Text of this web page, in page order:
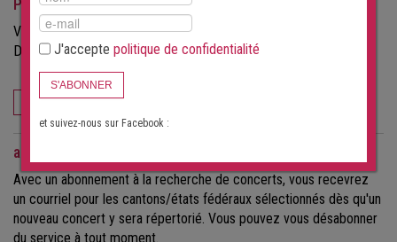
Vous souhaitez attirer plus de spectateurs à vos concerts ?
Découvrez les possibilités offertes par ce portail.
POUR LES ORGANISATEURS
abonnement à la recherche de concerts
Avec un abonnement à la recherche de concerts, vous recevrez
un courriel pour les cantons/états fédéraux sélectionnés dès qu'un
nouveau concert y sera répertorié. Vous pouvez vous désabonner
du service à tout moment.
J'accepte politique de confidentialité
S'ABONNER
et suivez-nous sur Facebook :